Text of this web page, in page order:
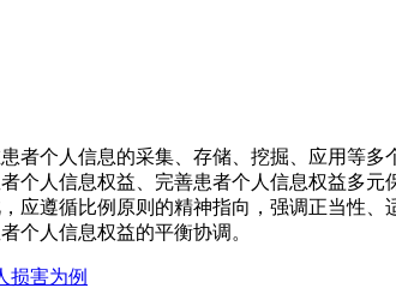
者个人信息的采集、存储、挖掘、应用等
人信息权益、完善患者个人信息权益多
应遵循比例原则的精神指向，强调正当性
个人信息权益的平衡协调。
损害为例